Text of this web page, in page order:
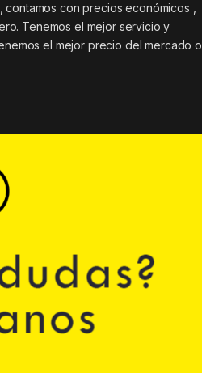
con precios económicos ,
Tenemos el mejor servicio y
el mejor precio del mercado o